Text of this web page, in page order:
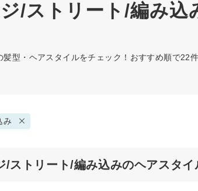
/ストリート/編み込
型・ヘアスタイルをチェック！おすすめ順で22
み
/ストリート/編み込みのヘアスタイ